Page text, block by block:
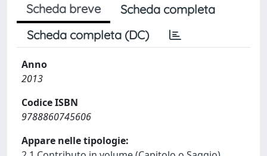
Scheda breve
Scheda completa
Scheda completa (DC)
Anno
2013
Codice ISBN
9788860745606
Appare nelle tipologie: